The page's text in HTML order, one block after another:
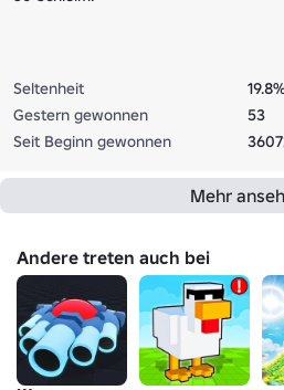
Seltenheit
Gestern gewonnen
53
Seit Beginn gewonnen
Mehr
Andere treten auch bei